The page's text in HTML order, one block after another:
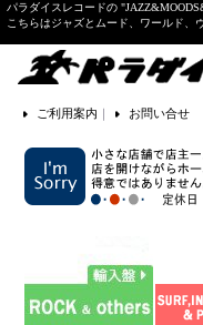
パラダイスレコードの
こちらはジャズとムード、ワールド
ご利用案内 ｜ お問い合せ